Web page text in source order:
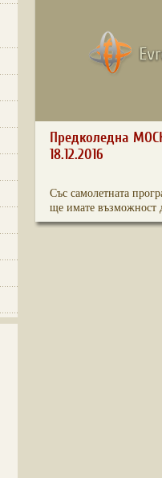
Предколедна
18.12.2016
Със самолетната
ще имате възможност